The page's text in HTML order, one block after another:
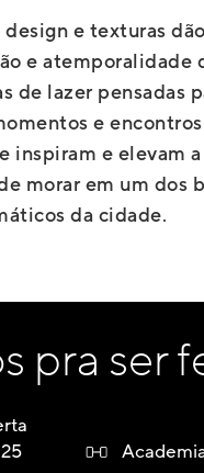
design e texturas
e atemporalidade
de lazer pensadas
e encontros
inspiram e elevam a
morar em um dos
da cidade.
pra ser